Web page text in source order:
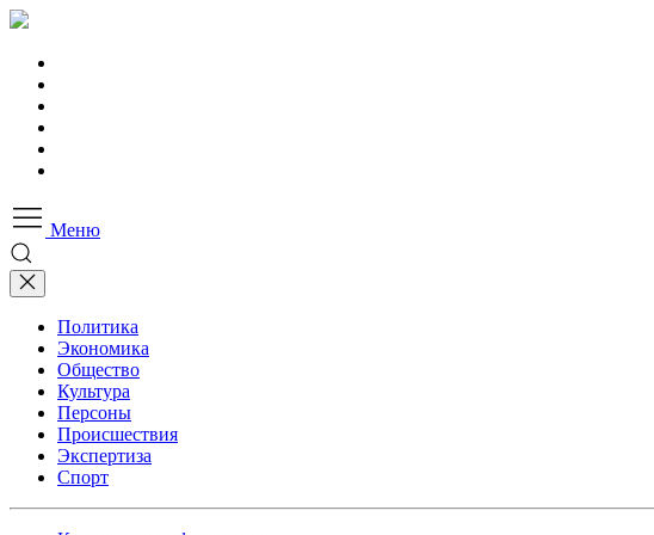
Меню
Политика
Экономика
Общество
Культура
Персоны
Происшествия
Экспертиза
Спорт